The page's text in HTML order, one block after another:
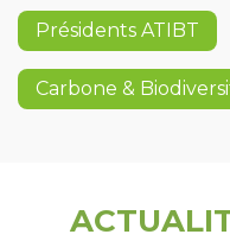
Présidents ATIBT
Carbone &